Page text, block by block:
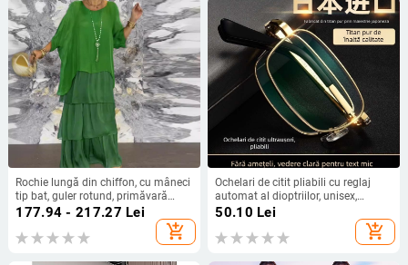
Rochie lungă din chiffon, cu mâneci
tip bat, guler rotund, primăvară
2024
177.94 - 217.27 Lei
add_shopping_cart
Ochelari de citit pliabili cu reglaj
automat al dioptriilor, unisex,
portabili, zoom inteligent, lentile HD
50.10 Lei
add_shopping_cart